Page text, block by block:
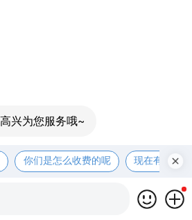
兴为您服务哦~
你们是怎么收费的呢 现在有优惠